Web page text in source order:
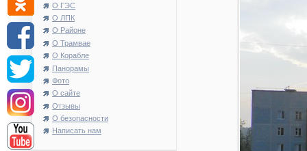
О ГЭС
О ЛПК
О Районе
О Трамвае
О Корабле
Панорамы
Фото
О сайте
Отзывы
О безопасности
Написать нам